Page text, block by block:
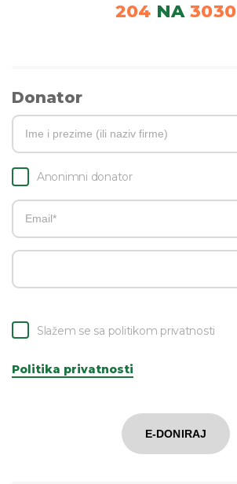
204 NA 3030
Donator
Anonimni donator
Slažem se sa politikom privatnosti
Politika privatnosti
E-DONIRAJ